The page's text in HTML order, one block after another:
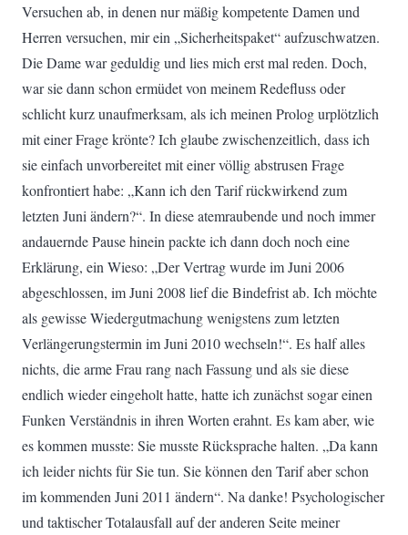
Versuchen ab, in denen nur mäßig kompetente Damen und
Herren versuchen, mir ein „Sicherheitspaket“ aufzuschwatzen.
Die Dame war geduldig und lies mich erst mal reden. Doch,
war sie dann schon ermüdet von meinem Redefluss oder
schlicht kurz unaufmerksam, als ich meinen Prolog urplötzlich
mit einer Frage krönte? Ich glaube zwischenzeitlich, dass ich
sie einfach unvorbereitet mit einer völlig abstrusen Frage
konfrontiert habe: „Kann ich den Tarif rückwirkend zum
letzten Juni ändern?“. In diese atemraubende und noch immer
andauernde Pause hinein packte ich dann doch noch eine
Erklärung, ein Wieso: „Der Vertrag wurde im Juni 2006
abgeschlossen, im Juni 2008 lief die Bindefrist ab. Ich möchte
als gewisse Wiedergutmachung wenigstens zum letzten
Verlängerungstermin im Juni 2010 wechseln!“. Es half alles
nichts, die arme Frau rang nach Fassung und als sie diese
endlich wieder eingeholt hatte, hatte ich zunächst sogar einen
Funken Verständnis in ihren Worten erahnt. Es kam aber, wie
es kommen musste: Sie musste Rücksprache halten. „Da kann
ich leider nichts für Sie tun. Sie können den Tarif aber schon
im kommenden Juni 2011 ändern“. Na danke! Psychologischer
und taktischer Totalausfall auf der anderen Seite meiner